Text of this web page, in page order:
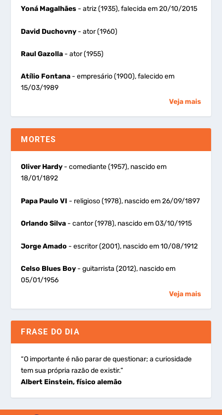
Yoná Magalhães - atriz (1935), falecida em 20/10/2015
David Duchovny - ator (1960)
Raul Gazolla - ator (1955)
Atílio Fontana - empresário (1900), falecido em
15/03/1989
Veja mais
MORTES
Oliver Hardy - comediante (1957), nascido em
18/01/1892
Papa Paulo VI - religioso (1978), nascido em 26/09/1897
Orlando Silva - cantor (1978), nascido em 03/10/1915
Jorge Amado - escritor (2001), nascido em 10/08/1912
Celso Blues Boy - guitarrista (2012), nascido em
05/01/1956
Veja mais
FRASE DO DIA
“O importante é não parar de questionar; a curiosidade
tem sua própria razão de existir.”
Albert Einstein, físico alemão